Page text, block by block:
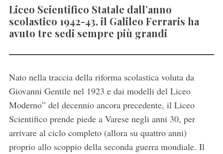
Liceo Scientifico Statale dall’anno
scolastico 1942-43, il Galileo Ferraris ha
avuto tre sedi sempre più grandi
Nato nella traccia della riforma scolastica voluta da
Giovanni Gentile nel 1923 e dai modelli del Liceo
Moderno” del decennio ancora precedente, il Liceo
Scientifico prende piede a Varese negli anni 30, per
arrivare al ciclo completo (allora su quattro anni)
proprio allo scoppio della seconda guerra mondiale. Il